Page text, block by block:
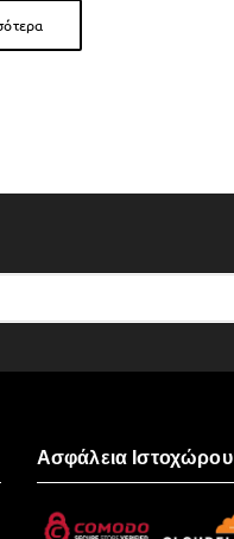
Ασφάλεια Ιστοχώρου